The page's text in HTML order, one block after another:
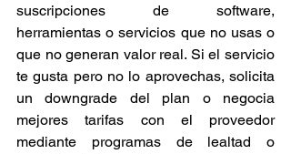
suscripciones de software,
herramientas o servicios que no usas o
que no generan valor real. Si el servicio
te gusta pero no lo aprovechas, solicita
un downgrade del plan o negocia
mejores tarifas con el proveedor
mediante programas de lealtad o